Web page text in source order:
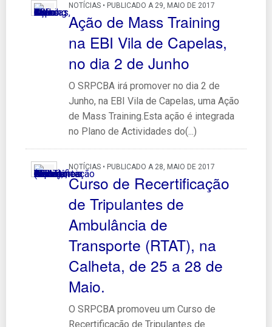
NOTÍCIAS • PUBLICADO A 29, MAIO DE 2017
Ação de Mass Training
na EBI Vila de Capelas,
no dia 2 de Junho
O SRPCBA irá promover no dia 2 de
Junho, na EBI Vila de Capelas, uma Ação
de Mass Training.Esta ação é integrada
no Plano de Actividades do(...)
NOTÍCIAS • PUBLICADO A 28, MAIO DE 2017
Curso de Recertificação
de Tripulantes de
Ambulância de
Transporte (RTAT), na
Calheta, de 25 a 28 de
Maio.
O SRPCBA promoveu um Curso de
Recertificação de Tripulantes de